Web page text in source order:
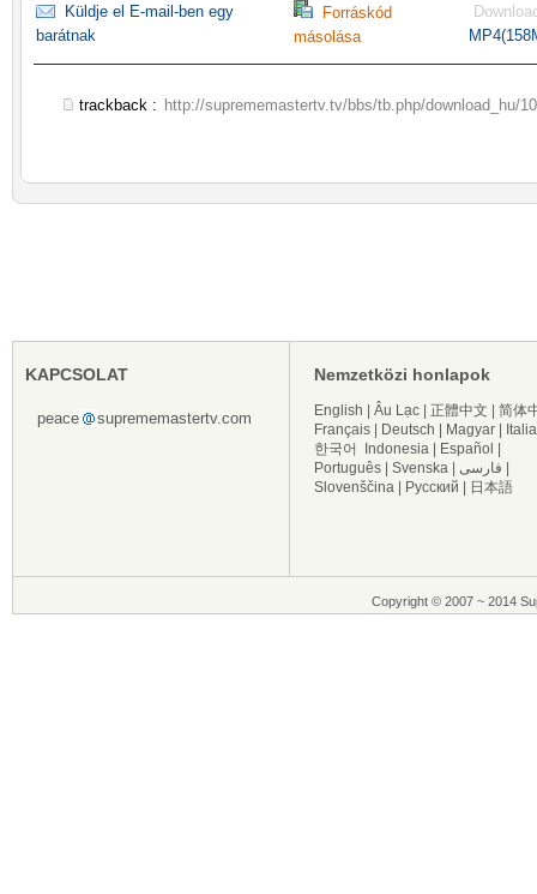
Küldje el E-mail-ben egy
barátnak
Forráskód
másolása
trackback : http://suprememastertv.tv/bbs/tb.php/download_hu/
KAPCSOLAT
peace suprememastertv.com
Nemzetközi honlapok
English Âu Lạc 正體中文
简体
Français
Deutsch Magyar
한국어
Indonesia Español
Português
Svenska فارسی
Slovenščina
Русский 日本語
Copyright © 2007 ~ 2014